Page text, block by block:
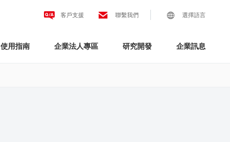
客戶支援 聯繫我們 選擇語言
使用指南 企業法人專區 研究開發 企業訊息